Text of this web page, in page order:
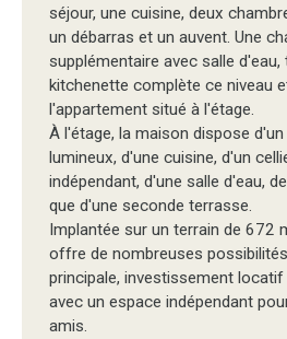
séjour, une cuisine, deux
un débarras et un auvent. Une
supplémentaire avec salle
kitchenette complète ce niveau
l'appartement situé à l'étage.
À l'étage, la maison dispose
lumineux, d'une cuisine, d'un
indépendant, d'une salle d'eau,
que d'une seconde terrasse.
Implantée sur un terrain de 672
offre de nombreuses
principale, investissement
avec un espace indépendant
amis.